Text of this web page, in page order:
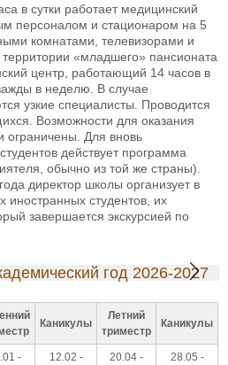
в сутки работает медицинский
персоналом и стационаром на 5
комнатами, телевизорами и
«младшего» пансионата
центр, работающий 14 часов в
в неделю. В случае
узкие специалисты. Проводится
Возможности для оказания
ограничены. Для вновь
действует программа
обычно из той же страны).
директор школы организует в
студентов, их
завершается экскурсией по
год 2026-2027
Каникулы
Летний
триместр
Каникулы
-
12.02 -
20.04 -
28.05 -